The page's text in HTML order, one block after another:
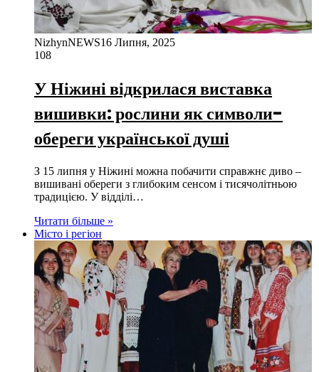
NizhynNEWS16 Липня, 2025
108
У Ніжині відкрилася виставка
вишивки: рослини як символи-
обереги української душі
З 15 липня у Ніжині можна побачити справжнє диво –
вишивані обереги з глибоким сенсом і тисячолітньою
традицією. У відділі…
Читати більше »
Місто і регіон